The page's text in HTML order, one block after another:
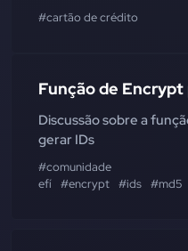
#cartão de crédito
Função de Encrypt
Discussão sobre a
gerar IDs
#comunidade
efí #encrypt #ids #md5